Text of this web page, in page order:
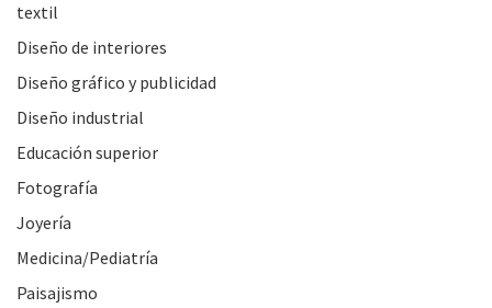
textil
Diseño de interiores
Diseño gráfico y publicidad
Diseño industrial
Educación superior
Fotografía
Joyería
Medicina/Pediatría
Paisajismo